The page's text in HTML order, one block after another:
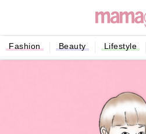
Fashion Beauty Lifestyle